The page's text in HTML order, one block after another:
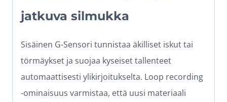
jatkuva silmukka
Sisäinen G-Sensori tunnistaa äkilliset iskut tai
törmäykset ja suojaa kyseiset tallenteet
automaattisesti ylikirjoitukselta. Loop recording
-ominaisuus varmistaa, että uusi materiaali